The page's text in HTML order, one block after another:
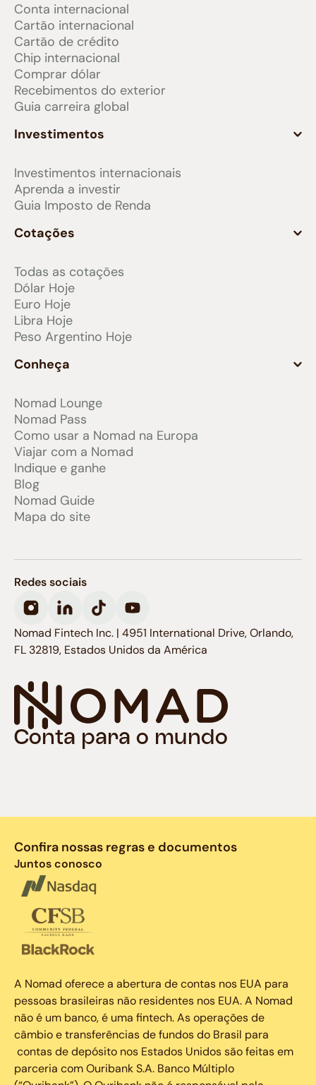
Conta internacional
Cartão internacional
Cartão de crédito
Chip internacional
Comprar dólar
Recebimentos do exterior
Guia carreira global
Investimentos
Investimentos internacionais
Aprenda a investir
Guia Imposto de Renda
Cotações
Todas as cotações
Dólar Hoje
Euro Hoje
Libra Hoje
Peso Argentino Hoje
Conheça
Nomad Lounge
Nomad Pass
Como usar a Nomad na Europa
Viajar com a Nomad
Indique e ganhe
Blog
Nomad Guide
Mapa do site
Conta para o mundo
Redes sociais
Nomad Fintech Inc. | 4951 International Drive, Orlando,
FL 32819, Estados Unidos da América
Confira nossas regras e documentos
Juntos conosco
A Nomad oferece a abertura de contas nos EUA para
pessoas brasileiras não residentes nos EUA. A Nomad
não é um banco, é uma fintech. As operações de
câmbio e transferências de fundos do Brasil para
contas de depósito nos Estados Unidos são feitas em
parceria com Ouribank S.A. Banco Múltiplo